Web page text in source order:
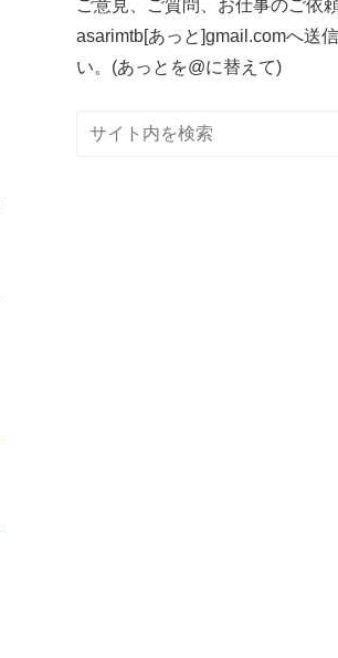
ご意見、ご質問、お仕事のご依
asarimtb[あっと]gmail.comへ送
い。(あっとを@に替えて)